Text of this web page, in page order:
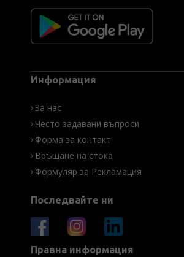
Информация
За нас
Често задавани въпроси
Форма за контакт
Връщане на стока
Формуляр за Рекламация
Последвайте ни
Правна информация